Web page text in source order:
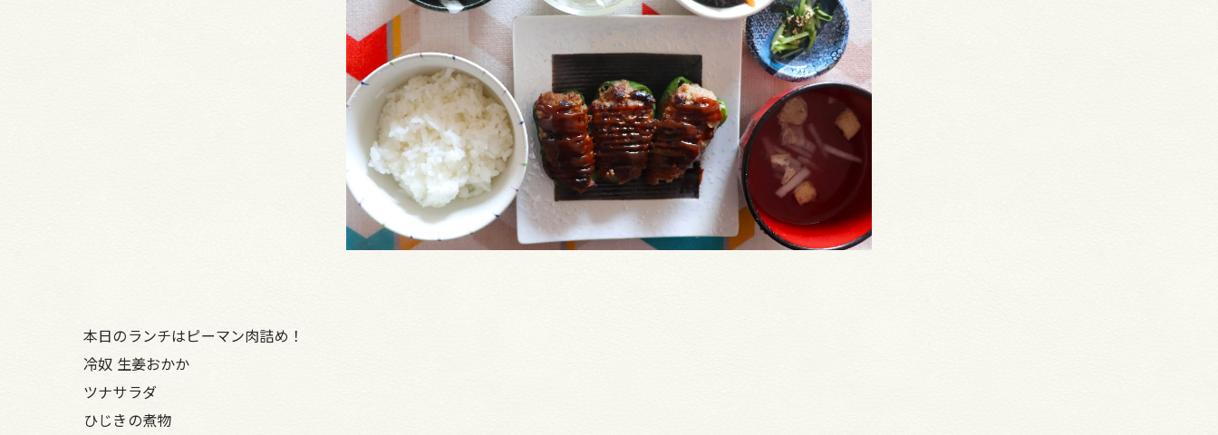
本日のランチはピーマン肉詰め！
冷奴 生姜おかか
ツナサラダ
ひじきの煮物